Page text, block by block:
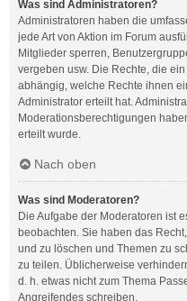
Was sind Administratoren?
Administratoren haben die
jede Art von Aktion im Forum
Mitglieder sperren,
vergeben usw. Die Rechte, die
abhängig, welche Rechte ihnen
Administrator erteilt hat.
Moderationsberechtigungen
erteilt wurde.
Nach oben
Was sind Moderatoren?
Die Aufgabe der Moderatoren ist
beobachten. Sie haben das
und zu löschen und Themen zu
zu teilen. Üblicherweise
d. h. etwas nicht zum Thema
Angreifendes schreiben.